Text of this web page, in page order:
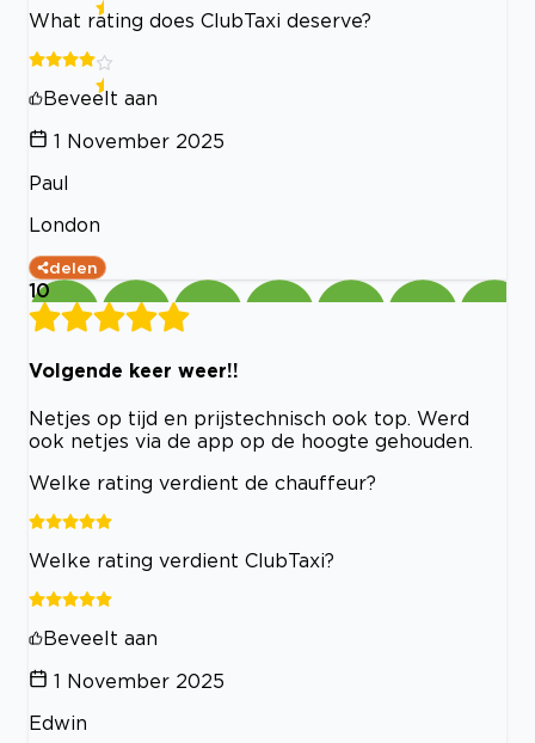
What rating does ClubTaxi deserve?
Beveelt aan
1 November 2025
Paul
London
delen
10
Volgende keer weer!!
Netjes op tijd en prijstechnisch ook top. Werd
ook netjes via de app op de hoogte gehouden.
Welke rating verdient de chauffeur?
Welke rating verdient ClubTaxi?
Beveelt aan
1 November 2025
Edwin